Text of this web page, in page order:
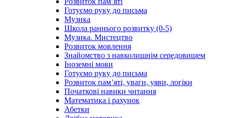
Готуємо руку до письма
Музика
Школа раннього розвитку (0-5)
Музика. Мистецтво
Розвиток мовлення
Знайомство з навколишнім середовищем
Іноземні мови
Готуємо руку до письма
Розвиток пам’яті, уваги, уяви, логіки
Початкові навики читання
Математика і рахунок
Абетки